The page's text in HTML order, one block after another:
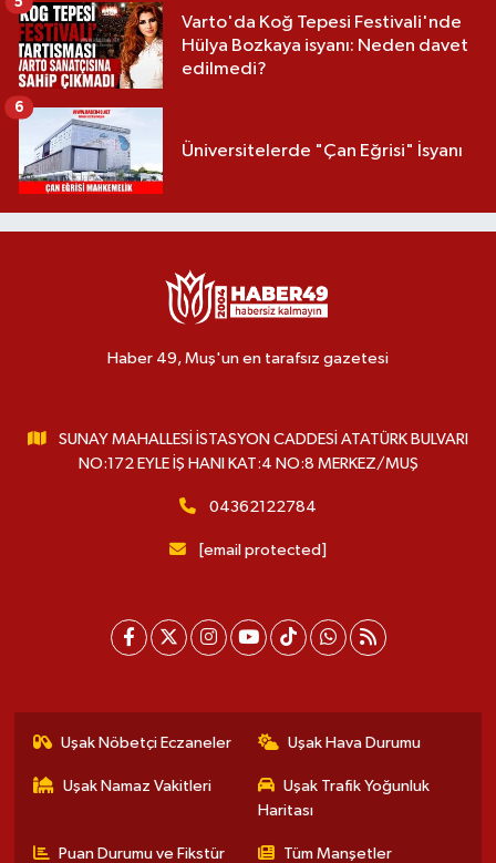
Varto'da Koğ Tepesi Festivali'nde
Hülya Bozkaya isyanı: Neden davet
edilmedi?
Üniversitelerde "Çan Eğrisi" İsyanı
6
Haber 49, Muş'un en tarafsız gazetesi
SUNAY MAHALLESİ İSTASYON CADDESİ ATATÜRK BULVARI
NO:172 EYLE İŞ HANI KAT:4 NO:8 MERKEZ/MUŞ
04362122784
[email protected]
Uşak Nöbetçi Eczaneler Uşak Hava Durumu
Uşak Namaz Vakitleri
Uşak Trafik Yoğunluk
Haritası
Puan Durumu ve Fikstür Tüm Manşetler